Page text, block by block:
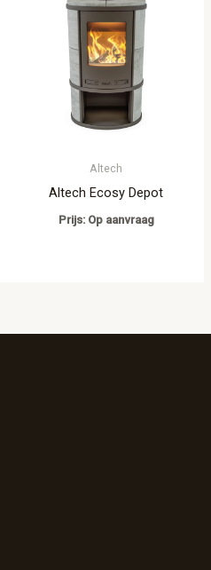
Altech
Altech Ecosy Depot
Prijs: Op aanvraag